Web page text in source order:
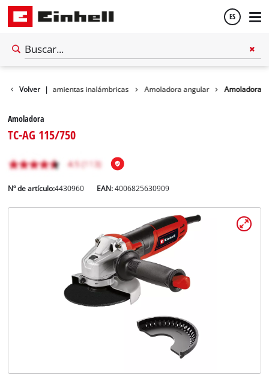
ES
Volver |
Taller Herramientas inalámbricas Amoladora angular Amoladora
Amoladora
TC-AG 115/750
Nº de artículo:4430960 EAN:4006825630909